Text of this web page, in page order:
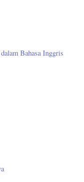
Bahasa Inggris